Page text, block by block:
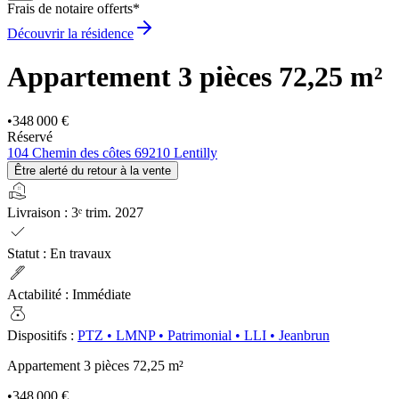
Frais de notaire offerts*
Découvrir la résidence
Appartement 3 pièces 72,25 m²
•348 000 €
Réservé
104 Chemin des côtes 69210 Lentilly
Être alerté du retour à la vente
real_estate_agent
Livraison : 3ᵉ trim. 2027
check
Statut : En travaux
ink_pen
Actabilité : Immédiate
money_bag
Dispositifs : PTZ • LMNP• Patrimonial • LLI • Jeanbrun
Appartement 3 pièces 72,25 m²
•348 000 €